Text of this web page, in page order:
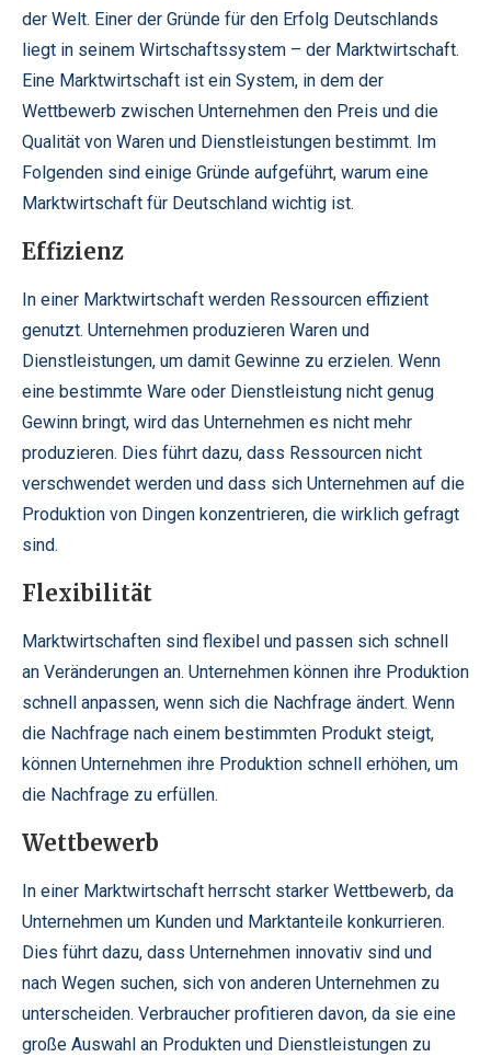
der Welt. Einer der Gründe für den Erfolg Deutschlands
liegt in seinem Wirtschaftssystem – der Marktwirtschaft.
Eine Marktwirtschaft ist ein System, in dem der
Wettbewerb zwischen Unternehmen den Preis und die
Qualität von Waren und Dienstleistungen bestimmt. Im
Folgenden sind einige Gründe aufgeführt, warum eine
Marktwirtschaft für Deutschland wichtig ist.
Effizienz
In einer Marktwirtschaft werden Ressourcen effizient
genutzt. Unternehmen produzieren Waren und
Dienstleistungen, um damit Gewinne zu erzielen. Wenn
eine bestimmte Ware oder Dienstleistung nicht genug
Gewinn bringt, wird das Unternehmen es nicht mehr
produzieren. Dies führt dazu, dass Ressourcen nicht
verschwendet werden und dass sich Unternehmen auf die
Produktion von Dingen konzentrieren, die wirklich gefragt
sind.
Flexibilität
Marktwirtschaften sind flexibel und passen sich schnell
an Veränderungen an. Unternehmen können ihre Produktion
schnell anpassen, wenn sich die Nachfrage ändert. Wenn
die Nachfrage nach einem bestimmten Produkt steigt,
können Unternehmen ihre Produktion schnell erhöhen, um
die Nachfrage zu erfüllen.
Wettbewerb
In einer Marktwirtschaft herrscht starker Wettbewerb, da
Unternehmen um Kunden und Marktanteile konkurrieren.
Dies führt dazu, dass Unternehmen innovativ sind und
nach Wegen suchen, sich von anderen Unternehmen zu
unterscheiden. Verbraucher profitieren davon, da sie eine
große Auswahl an Produkten und Dienstleistungen zu